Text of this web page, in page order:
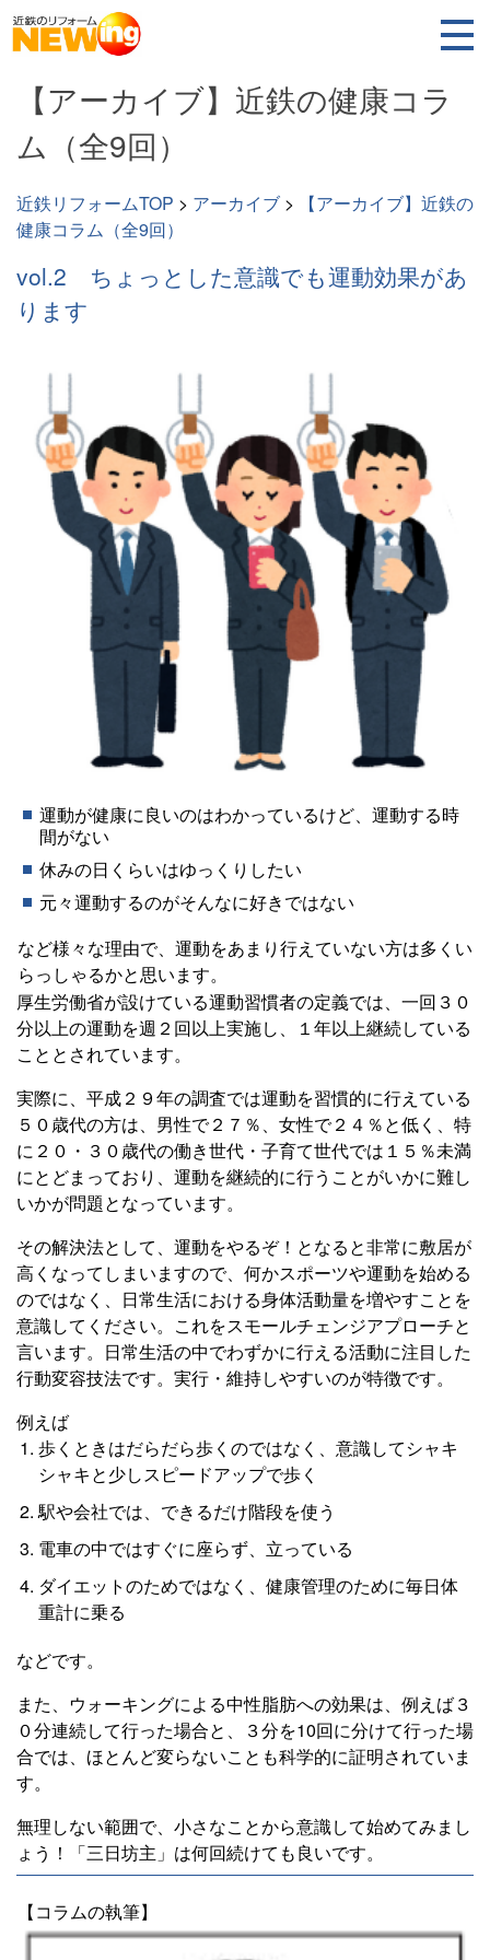
【アーカイブ】近鉄の健康コラ
ム（全9回）
近鉄リフォームTOP > アーカイブ >
【アーカイブ】近鉄の
健康コラム（全9回）
vol.2 ちょっとした意識でも運動効果があ
ります
運動が健康に良いのはわかっているけど、運動する時
間がない
休みの日くらいはゆっくりしたい
元々運動するのがそんなに好きではない
など様々な理由で、運動をあまり行えていない方は多くい
らっしゃるかと思います。
厚生労働省が設けている運動習慣者の定義では、一回３０
分以上の運動を週２回以上実施し、１年以上継続している
こととされています。
実際に、平成２９年の調査では運動を習慣的に行えている
５０歳代の方は、男性で２７％、女性で２４％と低く、特
に２０・３０歳代の働き世代・子育て世代では１５％未満
にとどまっており、運動を継続的に行うことがいかに難し
いかが問題となっています。
その解決法として、運動をやるぞ！となると非常に敷居が
高くなってしまいますので、何かスポーツや運動を始める
のではなく、日常生活における身体活動量を増やすことを
意識してください。これをスモールチェンジアプローチと
言います。日常生活の中でわずかに行える活動に注目した
行動変容技法です。実行・維持しやすいのが特徴です。
例えば
歩くときはだらだら歩くのではなく、意識してシャキ
シャキと少しスピードアップで歩く
駅や会社では、できるだけ階段を使う
電車の中ではすぐに座らず、立っている
ダイエットのためではなく、健康管理のために毎日体
重計に乗る
などです。
また、ウォーキングによる中性脂肪への効果は、例えば３
０分連続して行った場合と、３分を10回に分けて行った場
合では、ほとんど変らないことも科学的に証明されていま
す。
無理しない範囲で、小さなことから意識して始めてみまし
ょう！「三日坊主」は何回続けても良いです。
【コラムの執筆】